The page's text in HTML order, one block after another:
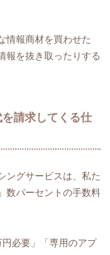
情報商材を買わせた
報を抜き取ったりする
請求してくる仕
ングサービスは、私た
数パーセントの手数料
円必要」「専用のアプ